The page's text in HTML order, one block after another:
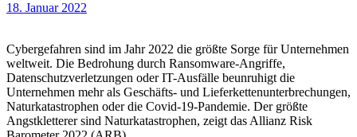
18. Januar 2022
Cybergefahren sind im Jahr 2022 die größte Sorge für Unternehmen
weltweit. Die Bedrohung durch Ransomware-Angriffe,
Datenschutzverletzungen oder IT-Ausfälle beunruhigt die
Unternehmen mehr als Geschäfts- und Lieferkettenunterbrechungen,
Naturkatastrophen oder die Covid-19-Pandemie. Der größte
Angstkletterer sind Naturkatastrophen, zeigt das Allianz Risk